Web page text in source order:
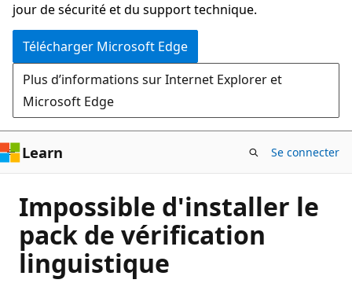
jour de sécurité et du support technique.
Télécharger Microsoft Edge
Plus d’informations sur Internet Explorer et
Microsoft Edge
Learn Se connecter
Impossible d'installer le
pack de vérification
linguistique